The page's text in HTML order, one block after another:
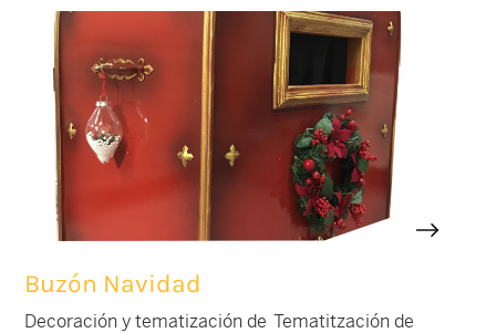
Buzón Navidad
Decoración y tematización de Tematitzación de